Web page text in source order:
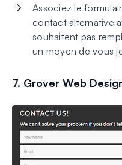
Associez le
contact alternative
souhaitent pas
un moyen de vous
7. Grover Web